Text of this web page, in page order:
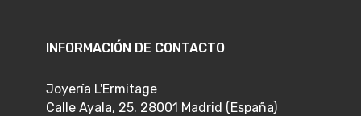
INFORMACIÓN DE CONTACTO
Joyería L'Ermitage
Calle Ayala, 25. 28001 Madrid (España)